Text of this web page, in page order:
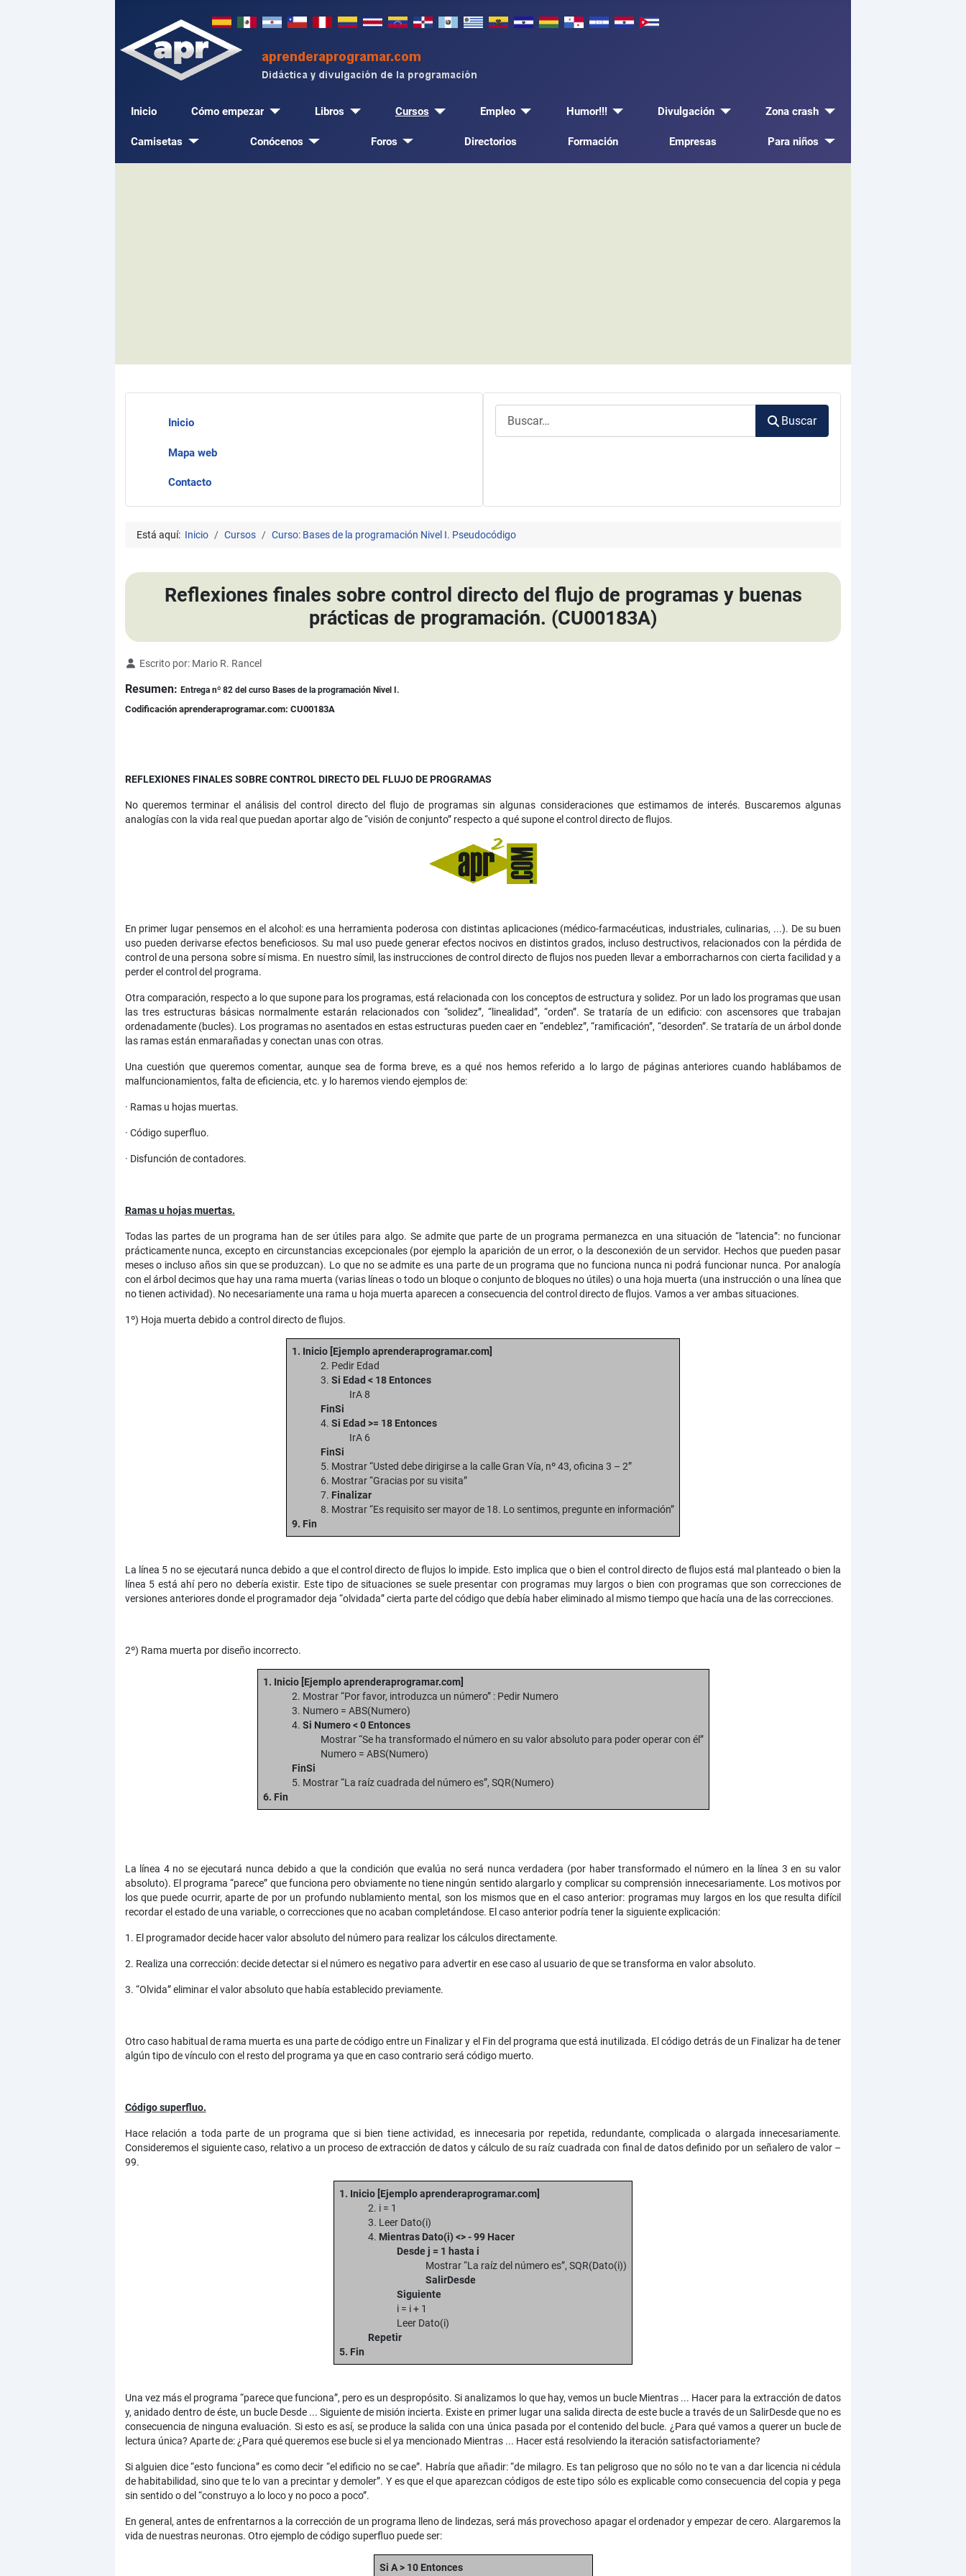
Inicio Cómo empezar Libros Cursos Empleo Humor!!! Divulgación Zona crash
Camisetas Conócenos Foros Directorios Formación Empresas Para niños
Inicio
Mapa web
Contacto
Buscar
Está aquí: Inicio Cursos Curso: Bases de la programación Nivel I. Pseudocódigo
Reflexiones finales sobre control directo del flujo de programas y buenas
prácticas de programación. (CU00183A)
Detalles
Escrito por: Mario R. Rancel
Resumen: Entrega nº 82 del curso Bases de la programación Nivel I.
Codificación aprenderaprogramar.com: CU00183A
REFLEXIONES FINALES SOBRE CONTROL DIRECTO DEL FLUJO DE PROGRAMAS
No queremos terminar el análisis del control directo del flujo de programas sin algunas consideraciones que estimamos de interés. Buscaremos algunas
analogías con la vida real que puedan aportar algo de “visión de conjunto” respecto a qué supone el control directo de flujos.
En primer lugar pensemos en el alcohol: es una herramienta poderosa con distintas aplicaciones (médico-farmacéuticas, industriales, culinarias, ...). De su buen
uso pueden derivarse efectos beneficiosos. Su mal uso puede generar efectos nocivos en distintos grados, incluso destructivos, relacionados con la pérdida de
control de una persona sobre sí misma. En nuestro símil, las instrucciones de control directo de flujos nos pueden llevar a emborracharnos con cierta facilidad y a
perder el control del programa.
Otra comparación, respecto a lo que supone para los programas, está relacionada con los conceptos de estructura y solidez. Por un lado los programas que usan
las tres estructuras básicas normalmente estarán relacionados con “solidez”, “linealidad”, “orden”. Se trataría de un edificio: con ascensores que trabajan
ordenadamente (bucles). Los programas no asentados en estas estructuras pueden caer en “endeblez”, “ramificación”, “desorden”. Se trataría de un árbol donde
las ramas están enmarañadas y conectan unas con otras.
Una cuestión que queremos comentar, aunque sea de forma breve, es a qué nos hemos referido a lo largo de páginas anteriores cuando hablábamos de
malfuncionamientos, falta de eficiencia, etc. y lo haremos viendo ejemplos de:
· Ramas u hojas muertas.
· Código superfluo.
· Disfunción de contadores.
Ramas u hojas muertas.
Todas las partes de un programa han de ser útiles para algo. Se admite que parte de un programa permanezca en una situación de “latencia”: no funcionar
prácticamente nunca, excepto en circunstancias excepcionales (por ejemplo la aparición de un error, o la desconexión de un servidor. Hechos que pueden pasar
meses o incluso años sin que se produzcan). Lo que no se admite es una parte de un programa que no funciona nunca ni podrá funcionar nunca. Por analogía
con el árbol decimos que hay una rama muerta (varias líneas o todo un bloque o conjunto de bloques no útiles) o una hoja muerta (una instrucción o una línea que
no tienen actividad). No necesariamente una rama u hoja muerta aparecen a consecuencia del control directo de flujos. Vamos a ver ambas situaciones.
1º) Hoja muerta debido a control directo de flujos.
1. Inicio [Ejemplo aprenderaprogramar.com]
2. Pedir Edad
3. Si Edad < 18 Entonces
IrA 8
FinSi
4. Si Edad >= 18 Entonces
IrA 6
FinSi
5. Mostrar “Usted debe dirigirse a la calle Gran Vía, nº 43, oficina 3 – 2”
6. Mostrar “Gracias por su visita”
7. Finalizar
8. Mostrar “Es requisito ser mayor de 18. Lo sentimos, pregunte en información”
9. Fin
La línea 5 no se ejecutará nunca debido a que el control directo de flujos lo impide. Esto implica que o bien el control directo de flujos está mal planteado o bien la
línea 5 está ahí pero no debería existir. Este tipo de situaciones se suele presentar con programas muy largos o bien con programas que son correcciones de
versiones anteriores donde el programador deja “olvidada” cierta parte del código que debía haber eliminado al mismo tiempo que hacía una de las correcciones.
2º) Rama muerta por diseño incorrecto.
1. Inicio [Ejemplo aprenderaprogramar.com]
2. Mostrar “Por favor, introduzca un número” : Pedir Numero
3. Numero = ABS(Numero)
4. Si Numero < 0 Entonces
Mostrar “Se ha transformado el número en su valor absoluto para poder operar con él”
Numero = ABS(Numero)
FinSi
5. Mostrar “La raíz cuadrada del número es”, SQR(Numero)
6. Fin
La línea 4 no se ejecutará nunca debido a que la condición que evalúa no será nunca verdadera (por haber transformado el número en la línea 3 en su valor
absoluto). El programa “parece” que funciona pero obviamente no tiene ningún sentido alargarlo y complicar su comprensión innecesariamente. Los motivos por
los que puede ocurrir, aparte de por un profundo nublamiento mental, son los mismos que en el caso anterior: programas muy largos en los que resulta difícil
recordar el estado de una variable, o correcciones que no acaban completándose. El caso anterior podría tener la siguiente explicación:
1. El programador decide hacer valor absoluto del número para realizar los cálculos directamente.
2. Realiza una corrección: decide detectar si el número es negativo para advertir en ese caso al usuario de que se transforma en valor absoluto.
3. “Olvida” eliminar el valor absoluto que había establecido previamente.
Otro caso habitual de rama muerta es una parte de código entre un Finalizar y el Fin del programa que está inutilizada. El código detrás de un Finalizar ha de tener
algún tipo de vínculo con el resto del programa ya que en caso contrario será código muerto.
Código superfluo.
Hace relación a toda parte de un programa que si bien tiene actividad, es innecesaria por repetida, redundante, complicada o alargada innecesariamente.
Consideremos el siguiente caso, relativo a un proceso de extracción de datos y cálculo de su raíz cuadrada con final de datos definido por un señalero de valor –
99.
1. Inicio [Ejemplo aprenderaprogramar.com]
2. i = 1
3. Leer Dato(i)
4. Mientras Dato(i) <> - 99 Hacer
Desde j = 1 hasta i
Mostrar “La raíz del número es”, SQR(Dato(i))
SalirDesde
Siguiente
i = i + 1
Leer Dato(i)
Repetir
5. Fin
Una vez más el programa “parece que funciona”, pero es un despropósito. Si analizamos lo que hay, vemos un bucle Mientras ... Hacer para la extracción de datos
y, anidado dentro de éste, un bucle Desde ... Siguiente de misión incierta. Existe en primer lugar una salida directa de este bucle a través de un SalirDesde que no es
consecuencia de ninguna evaluación. Si esto es así, se produce la salida con una única pasada por el contenido del bucle. ¿Para qué vamos a querer un bucle de
lectura única? Aparte de: ¿Para qué queremos ese bucle si el ya mencionado Mientras ... Hacer está resolviendo la iteración satisfactoriamente?
Si alguien dice “esto funciona” es como decir “el edificio no se cae”. Habría que añadir: “de milagro. Es tan peligroso que no sólo no te van a dar licencia ni cédula
de habitabilidad, sino que te lo van a precintar y demoler”. Y es que el que aparezcan códigos de este tipo sólo es explicable como consecuencia del copia y pega
sin sentido o del “construyo a lo loco y no poco a poco”.
En general, antes de enfrentarnos a la corrección de un programa lleno de lindezas, será más provechoso apagar el ordenador y empezar de cero. Alargaremos la
vida de nuestras neuronas. Otro ejemplo de código superfluo puede ser:
Si A > 10 Entonces